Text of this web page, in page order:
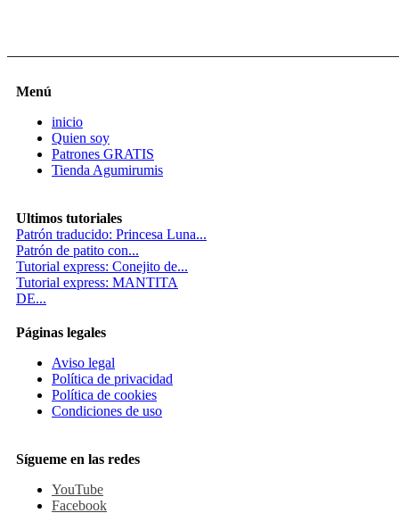
Menú
inicio
Quien soy
Patrones GRATIS
Tienda Agumirumis
Ultimos tutoriales
Patrón traducido: Princesa Luna...
Patrón de patito con...
Tutorial express: Conejito de...
Tutorial express: MANTITA
DE...
Páginas legales
Aviso legal
Política de privacidad
Política de cookies
Condiciones de uso
Sígueme en las redes
YouTube
Facebook